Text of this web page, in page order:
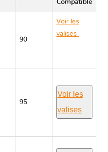
Compatible
90
Voir les
valises
95
Voir les
valises